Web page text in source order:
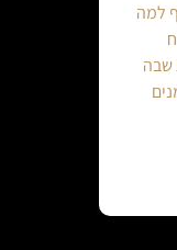
למה
שבה